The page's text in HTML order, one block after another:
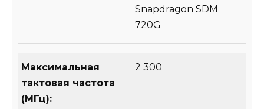
Snapdragon SDM
720G
Максимальная
тактовая частота
(МГц):
2 300